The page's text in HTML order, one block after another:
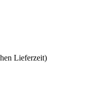
Lieferzeit)